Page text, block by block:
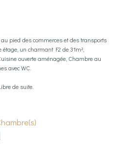
pied des commerces et des transports
un charmant F2 de 31m²,
ouverte aménagée, Chambre au
avec WC.
de suite.